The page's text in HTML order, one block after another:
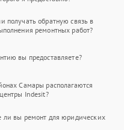
получать обратную связь в
ремонтных работ?
вы предоставляете?
Самары располагаются
Indesit?
ли вы ремонт для юридических